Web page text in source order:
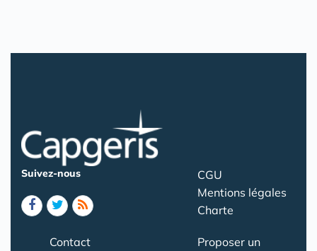
Suivez-nous
CGU
Mentions légales
Charte
Contact
Proposer un